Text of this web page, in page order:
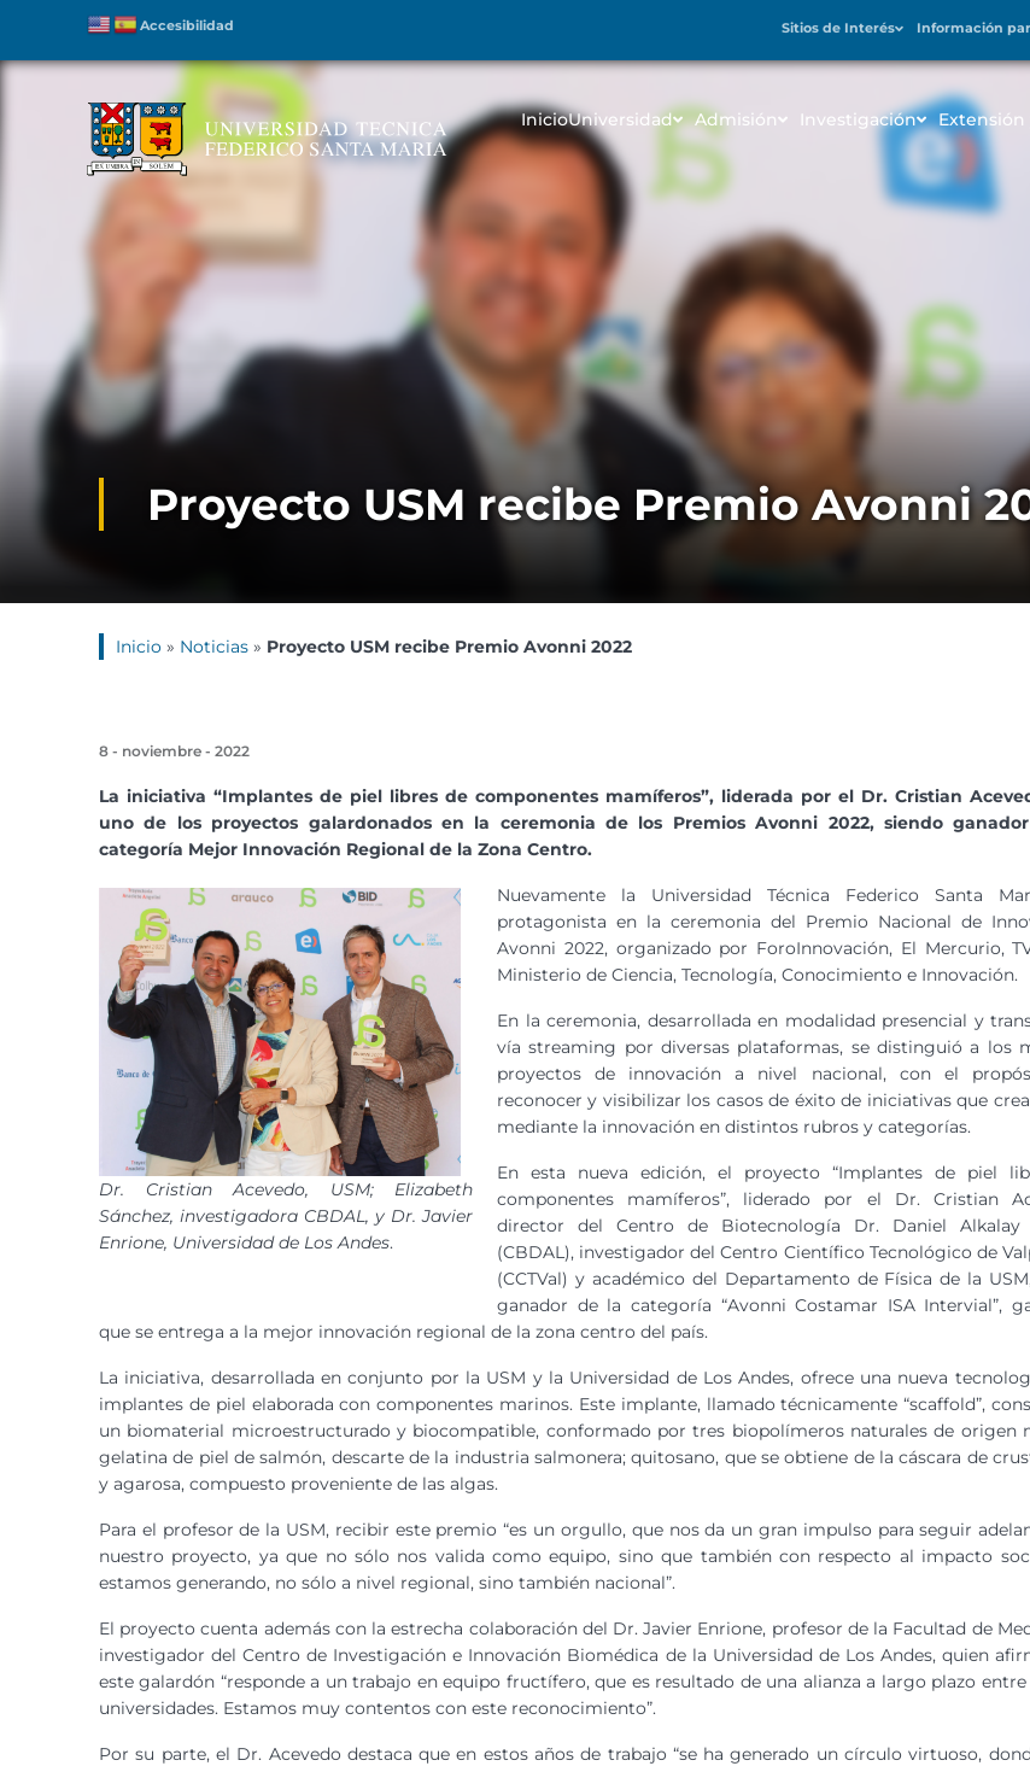
Accesibilidad Sitios de Interés Información
InicioUniversidad Admisión Investigación Extensión
Proyecto USM recibe Premio Avonni
Inicio » Noticias » Proyecto USM recibe Premio Avonni 2022
8 - noviembre - 2022
La iniciativa “Implantes de piel libres de componentes mamíferos”, liderada por el Dr. Cristian
uno de los proyectos galardonados en la ceremonia de los Premios Avonni 2022, siendo
categoría Mejor Innovación Regional de la Zona Centro.
Dr. Cristian Acevedo, USM; Elizabeth
Sánchez, investigadora CBDAL, y Dr. Javier
Enrione, Universidad de Los Andes.
Nuevamente la Universidad Técnica Federico Santa
protagonista en la ceremonia del Premio Nacional de
Avonni 2022, organizado por ForoInnovación, El Mercurio,
Ministerio de Ciencia, Tecnología, Conocimiento e Innovación.
En la ceremonia, desarrollada en modalidad presencial y
vía streaming por diversas plataformas, se distinguió a los
proyectos de innovación a nivel nacional, con el
reconocer y visibilizar los casos de éxito de iniciativas que
mediante la innovación en distintos rubros y categorías.
En esta nueva edición, el proyecto “Implantes de piel
componentes mamíferos”, liderado por el Dr. Cristian
director del Centro de Biotecnología Dr. Daniel Alkalay
(CBDAL), investigador del Centro Científico Tecnológico de
(CCTVal) y académico del Departamento de Física de la
ganador de la categoría “Avonni Costamar ISA Intervial”,
que se entrega a la mejor innovación regional de la zona centro del país.
La iniciativa, desarrollada en conjunto por la USM y la Universidad de Los Andes, ofrece una nueva
implantes de piel elaborada con componentes marinos. Este implante, llamado técnicamente “scaffold”,
un biomaterial microestructurado y biocompatible, conformado por tres biopolímeros naturales de origen
gelatina de piel de salmón, descarte de la industria salmonera; quitosano, que se obtiene de la cáscara de
y agarosa, compuesto proveniente de las algas.
Para el profesor de la USM, recibir este premio “es un orgullo, que nos da un gran impulso para seguir
nuestro proyecto, ya que no sólo nos valida como equipo, sino que también con respecto al impacto
estamos generando, no sólo a nivel regional, sino también nacional”.
El proyecto cuenta además con la estrecha colaboración del Dr. Javier Enrione, profesor de la Facultad de
investigador del Centro de Investigación e Innovación Biomédica de la Universidad de Los Andes, quien
este galardón “responde a un trabajo en equipo fructífero, que es resultado de una alianza a largo plazo
universidades. Estamos muy contentos con este reconocimiento”.
Por su parte, el Dr. Acevedo destaca que en estos años de trabajo “se ha generado un círculo virtuoso,